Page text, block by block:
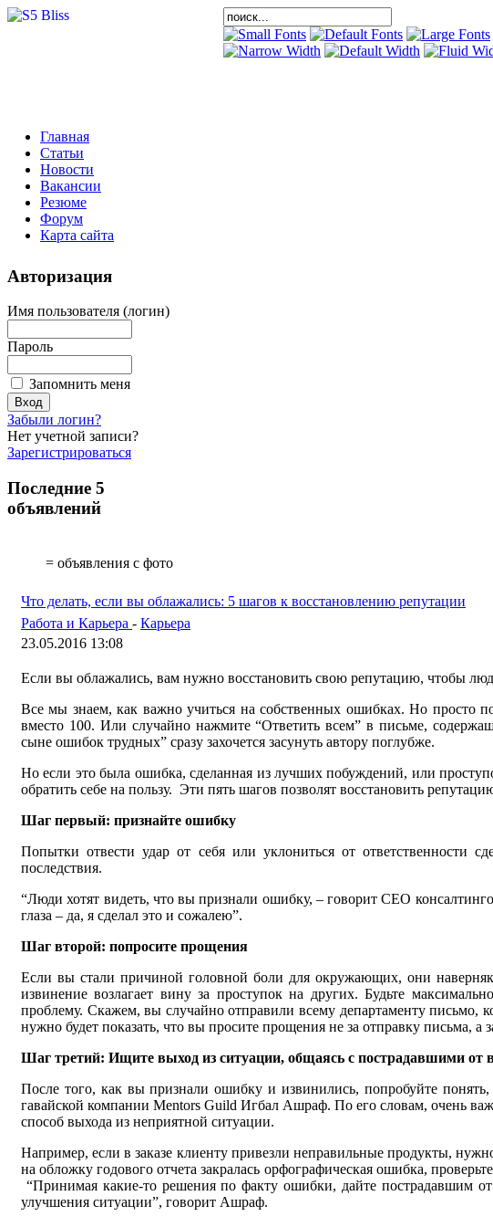
Главная
Статьи
Новости
Вакансии
Резюме
Форум
Карта сайта
Авторизация
Имя пользователя (логин)
Пароль
Запомнить меня
Забыли логин?
Нет учетной записи?
Зарегистрироваться
Последние 5
объявлений
= объявления с фото
Что делать, если вы облажались: 5 шагов к восстановлению репутации
Работа и Карьера - Карьера
23.05.2016 13:08
Если вы облажались, вам нужно восстановить свою репутацию, чтобы
Все мы знаем, как важно учиться на собственных ошибках. Но просто
вместо 100. Или случайно нажмите “Ответить всем” в письме,
сыне ошибок трудных” сразу захочется засунуть автору поглубже.
Но если это была ошибка, сделанная из лучших побуждений, или
обратить себе на пользу. Эти пять шагов позволят восстановить
Шаг первый: признайте ошибку
Попытки отвести удар от себя или уклониться от ответственности
последствия.
“Люди хотят видеть, что вы признали ошибку, – говорит CEO
глаза – да, я сделал это и сожалею”.
Шаг второй: попросите прощения
Если вы стали причиной головной боли для окружающих, они
извинение возлагает вину за проступок на других. Будьте
проблему. Скажем, вы случайно отправили всему департаменту письмо,
нужно будет показать, что вы просите прощения не за отправку письма, а
Шаг третий: Ищите выход из ситуации, общаясь с пострадавшими от
После того, как вы признали ошибку и извинились, попробуйте
гавайской компании Mentors Guild Игбал Ашраф. По его словам, очень
способ выхода из неприятной ситуации.
Например, если в заказе клиенту привезли неправильные продукты,
на обложку годового отчета закралась орфографическая ошибка,
“Принимая какие-то решения по факту ошибки, дайте пострадавшим
улучшения ситуации”, говорит Ашраф.